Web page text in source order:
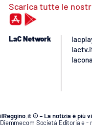
Scarica tutte le
LaC Network
ilReggino.it © – La notizia è più
Diemmecom Società Editoriale -